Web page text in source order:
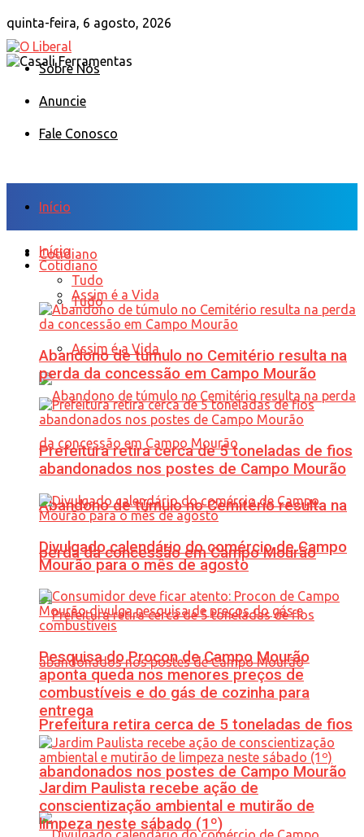
quinta-feira, 6 agosto, 2026
Sobre Nós
Anuncie
Fale Conosco
Início
Cotidiano
Tudo
Assim é a Vida
Abandono de túmulo no Cemitério resulta na
perda da concessão em Campo Mourão
Prefeitura retira cerca de 5 toneladas de fios
abandonados nos postes de Campo Mourão
Início
Cotidiano
Tudo
Assim é a Vida
Abandono de túmulo no Cemitério resulta na
perda da concessão em Campo Mourão
Prefeitura retira cerca de 5 toneladas de fios
abandonados nos postes de Campo Mourão
Divulgado calendário do comércio de Campo
Mourão para o mês de agosto
Pesquisa do Procon de Campo Mourão
aponta queda nos menores preços de
combustíveis e do gás de cozinha para
entrega
Jardim Paulista recebe ação de
conscientização ambiental e mutirão de
limpeza neste sábado (1º)